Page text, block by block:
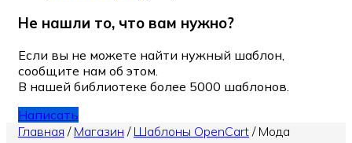
Не нашли то, что вам нужно?
Если вы не можете найти нужный шаблон,
сообщите нам об этом.
В нашей библиотеке более 5000 шаблонов.
Написать
Главная / Магазин / Шаблоны OpenCart / Мода